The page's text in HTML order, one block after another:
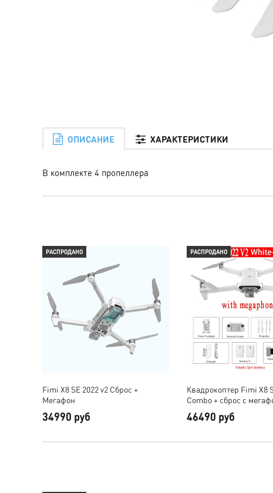
ОПИСАНИЕ ХАРАКТЕРИСТИКИ
В комплекте 4 пропеллера
РАСПРОДАНО
Fimi X8 SE 2022 v2 Сброс +
Мегафон
34990 руб
РАСПРОДАНО
Квадрокоптер Fimi X8
Combo + сброс с
46490 руб